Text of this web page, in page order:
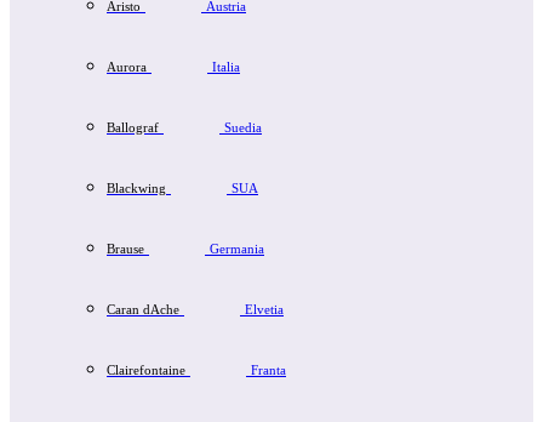
Aristo Austria
Aurora Italia
Ballograf Suedia
Blackwing SUA
Brause Germania
Caran dAche Elvetia
Clairefontaine Franta